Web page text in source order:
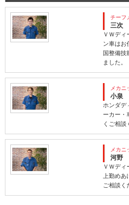
チーフ
三次
ＶＷデ
ン車はお
国整備技
ました。
メカニ
小泉
ホンダデ
ーカー・
くご相談
メカニ
河野
ＶＷデ
上勤めあ
ご相談く